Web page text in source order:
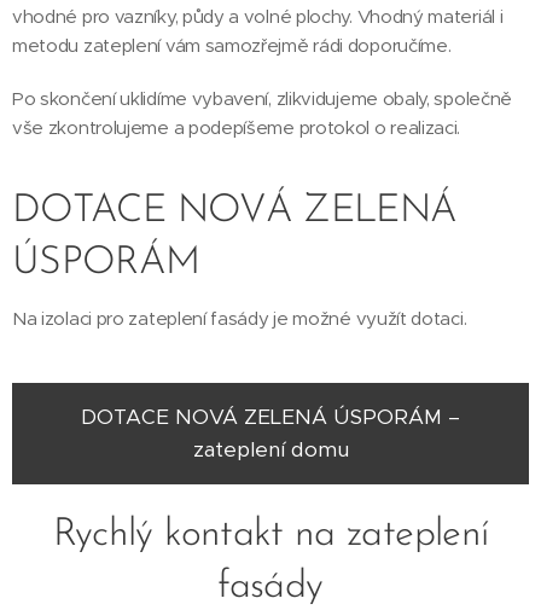
vhodné pro vazníky, půdy a volné plochy. Vhodný materiál i
metodu zateplení vám samozřejmě rádi doporučíme.
Po skončení uklidíme vybavení, zlikvidujeme obaly, společně
vše zkontrolujeme a podepíšeme protokol o realizaci.
DOTACE NOVÁ ZELENÁ
ÚSPORÁM
Na izolaci pro zateplení fasády je možné využít dotaci.
DOTACE NOVÁ ZELENÁ ÚSPORÁM –
zateplení domu
Rychlý kontakt na zateplení
fasády